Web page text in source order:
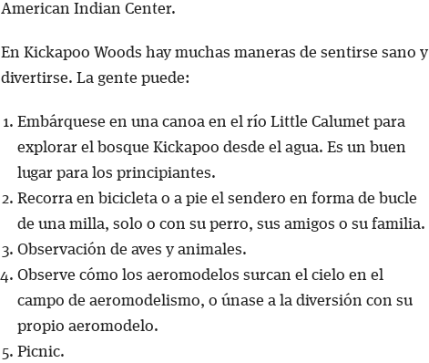
American Indian Center.
En Kickapoo Woods hay muchas maneras de sentirse sano y
divertirse. La gente puede:
Embárquese en una canoa en el río Little Calumet para
explorar el bosque Kickapoo desde el agua. Es un buen
lugar para los principiantes.
Recorra en bicicleta o a pie el sendero en forma de bucle
de una milla, solo o con su perro, sus amigos o su familia.
Observación de aves y animales.
Observe cómo los aeromodelos surcan el cielo en el
campo de aeromodelismo, o únase a la diversión con su
propio aeromodelo.
Picnic.